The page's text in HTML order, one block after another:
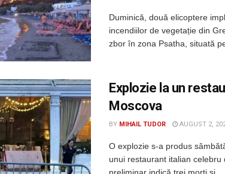
Duminică, două elicoptere
incendiilor de vegetație din
zbor în zona Psatha, situată
Explozie la un
Moscova
BY MIHAIL TUDOR AUGUST 2,
O explozie s-a produs
unui restaurant italian celebru
preliminar indică trei morți și...